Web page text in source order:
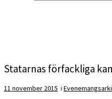
Statarnas förfackliga
11 november 2015 i